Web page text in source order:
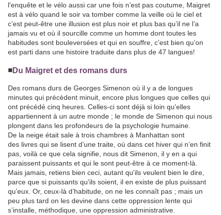
l'enquête et le vélo aussi car une fois n’est pas coutume, Maigret
est à vélo quand le soir va tomber comme la veille où le ciel et
c’est peut-être une illusion est plus noir et plus bas qu’il ne l’a
jamais vu et où il sourcille comme un homme dont toutes les
habitudes sont bouleversées et qui en souffre, c’est bien qu’on
est parti dans une histoire traduite dans plus de 47 langues!
◾️Du Maigret et des romans durs
Des romans durs de Georges Simenon où il y a de longues
minutes qui précèdent minuit, encore plus longues que celles qui
ont précédé cinq heures. Celles-ci sont déjà si loin qu'elles
appartiennent à un autre monde ; le monde de Simenon qui nous
plongent dans les profondeurs de la psychologie humaine.
De la neige était sale à trois chambres à Manhattan sont
des livres qui se lisent d’une traite, où dans cet hiver qui n’en finit
pas, voilà ce que cela signifie, nous dit Simenon, il y en a qui
paraissent puissants et qui le sont peut-être à ce moment-là.
Mais jamais, retiens bien ceci, autant qu'ils veulent bien le dire,
parce que si puissants qu'ils soient, il en existe de plus puissant
qu’eux. Or, ceux-là d’habitude, on ne les connaît pas ; mais un
peu plus tard on les devine dans cette oppression lente qui
s’installe, méthodique, une oppression administrative.